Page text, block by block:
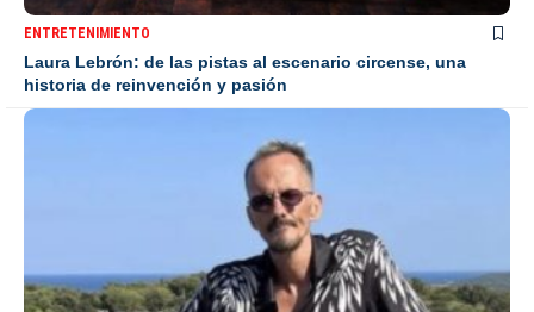
ENTRETENIMIENTO
Laura Lebrón: de las pistas al escenario circense, una
historia de reinvención y pasión